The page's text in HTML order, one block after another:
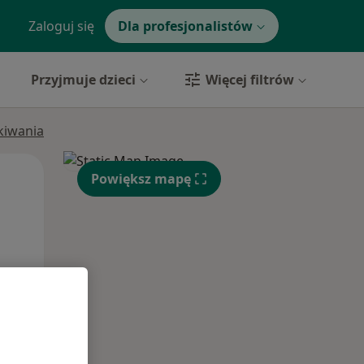
Zaloguj się Dla profesjonalistów
Przyjmuje dzieci Więcej filtrów
Śr, Czw,
Powiększ mapę